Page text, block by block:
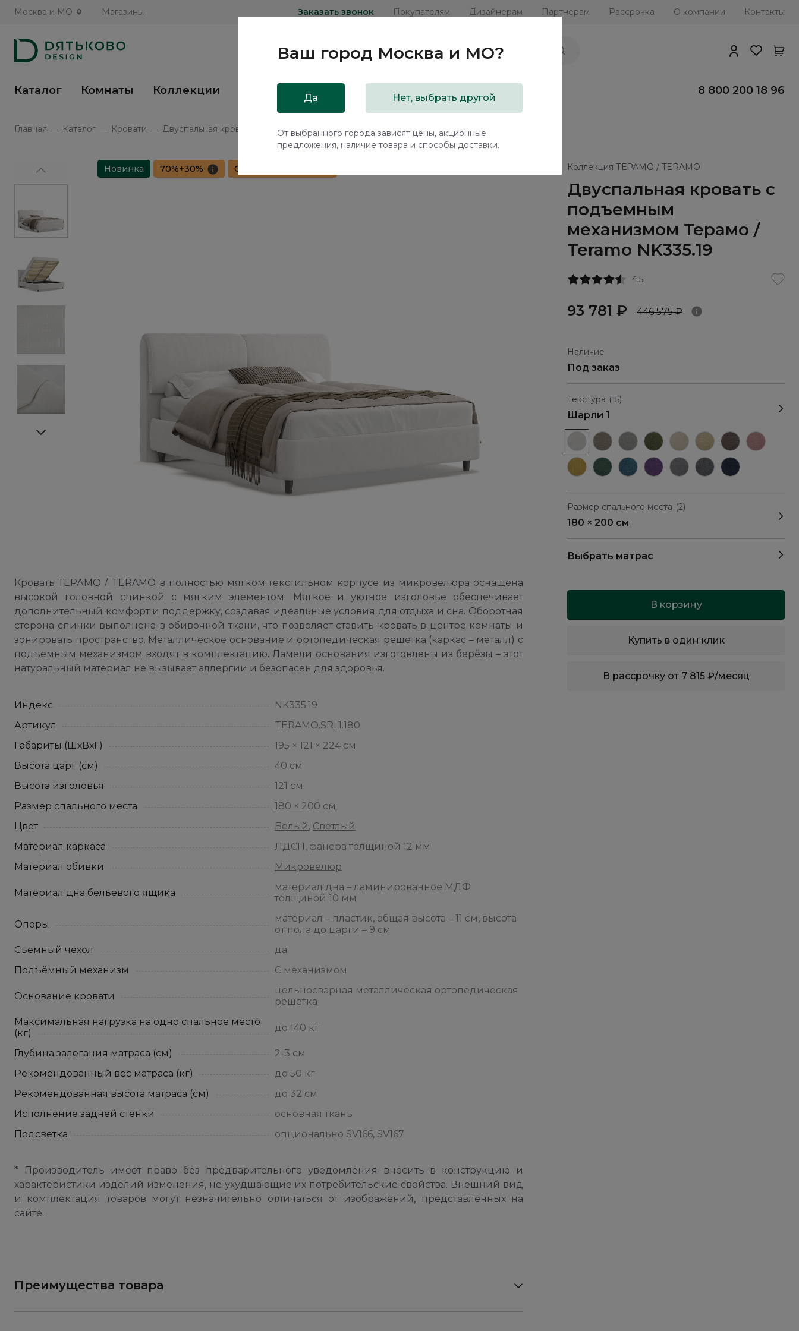
Москва и МО Магазины Заказать звонок Покупателям Дизайнерам Партнерам Рассрочка О компании Контакты
Каталог Комнаты Коллекции Распродажа 8 800 200 18 96
Главная Каталог Кровати Двуспальная кровать с подъемным механизмом Терамо / Teramo NK335.19
Коллекция ТЕРАМО / TERAMO
Двуспальная кровать с
подъемным
механизмом Терамо /
Teramo NK335.19
4.5
93 781 ₽ 446 575 ₽
Наличие
Под заказ
Текстура (15)
Шарли 1
Размер спального места (2)
180 × 200 см
Выбрать матрас
В корзину
Купить в один клик
В рассрочку от 7 815 ₽/месяц
Новинка 70%+30% Сборка в подарок
Кровать ТЕРАМО / TERAMO в полностью мягком текстильном корпусе из микровелюра оснащена
высокой головной спинкой с мягким элементом. Мягкое и уютное изголовье обеспечивает
дополнительный комфорт и поддержку, создавая идеальные условия для отдыха и сна. Оборотная
сторона спинки выполнена в обивочной ткани, что позволяет ставить кровать в центре комнаты и
зонировать пространство. Металлическое основание и ортопедическая решетка (каркас – металл) с
подъемным механизмом входят в комплектацию. Ламели основания изготовлены из берёзы – этот
натуральный материал не вызывает аллергии и безопасен для здоровья.
Индекс
NK335.19
Артикул
TERAMO.SRL1.180
Габариты (ШхВхГ)
195 × 121 × 224 см
Высота царг (см)
40 см
Высота изголовья
121 см
Размер спального места
180 × 200 см
Цвет
Белый, Светлый
Материал каркаса
ЛДСП, фанера толщиной 12 мм
Материал обивки
Микровелюр
Материал дна бельевого ящика
материал дна – ламинированное МДФ
толщиной 10 мм
Опоры
материал – пластик, общая высота – 11 см, высота
от пола до царги – 9 см
Съемный чехол
да
Подъёмный механизм
С механизмом
Основание кровати
цельносварная металлическая ортопедическая
решетка
Максимальная нагрузка на одно спальное место
(кг)
до 140 кг
Глубина залегания матраса (см)
2-3 см
Рекомендованный вес матраса (кг)
до 50 кг
Рекомендованная высота матраса (см)
до 32 см
Исполнение задней стенки
основная ткань
Подсветка
опционально SV166, SV167
* Производитель имеет право без предварительного уведомления вносить в конструкцию и
характеристики изделий изменения, не ухудшающие их потребительские свойства. Внешний вид
и комплектация товаров могут незначительно отличаться от изображений, представленных на
сайте.
Преимущества товара
Ваш город Москва и МО?
Да Нет, выбрать другой
От выбранного города зависят цены, акционные
предложения, наличие товара и способы доставки.